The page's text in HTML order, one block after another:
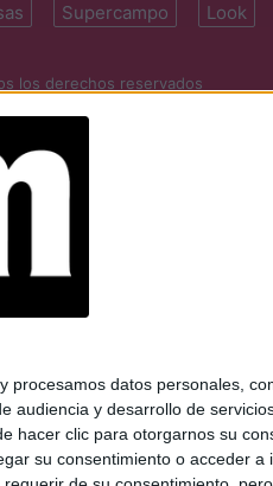
datos personales,
audiencia y desarrollo de
clic para otorgarnos su
su consentimiento o acceder
Supercampo Look
los derechos reservados
Diario Perfil S.A.